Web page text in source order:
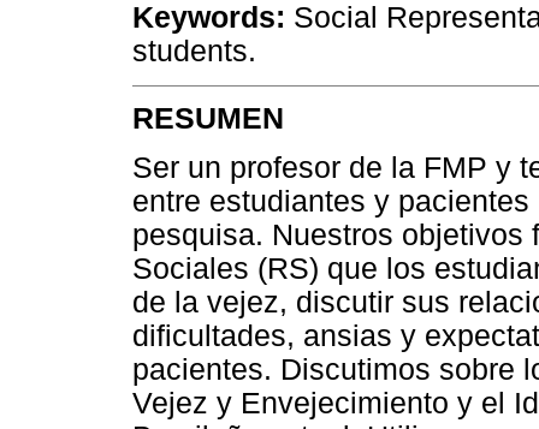
Keywords: Social
students.
RESUMEN
Ser un profesor de la FMP y
entre estudiantes y
pesquisa. Nuestros objetivos
Sociales (RS) que los
de la vejez, discutir sus
dificultades, ansias y
pacientes. Discutimos sobre
Vejez y Envejecimiento y el